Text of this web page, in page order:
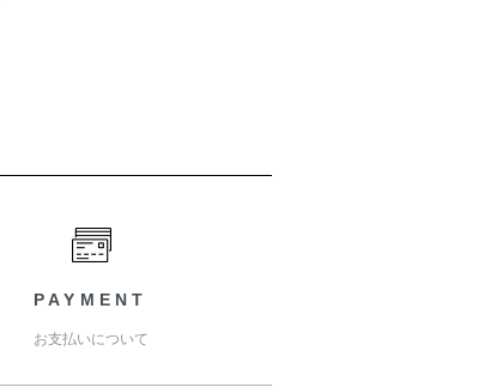
PAYMENT
お支払いについて